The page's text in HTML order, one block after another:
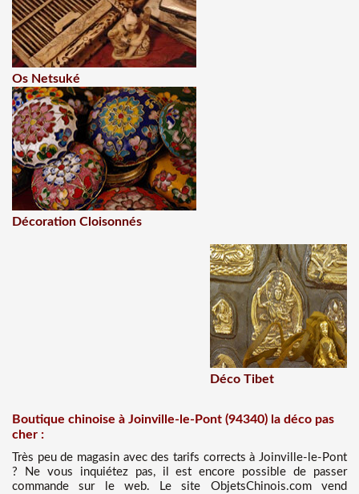
Os Netsuké
Décoration Cloisonnés
Déco Tibet
Boutique chinoise à Joinville-le-Pont (94340) la déco pas
cher :
Très peu de magasin avec des tarifs corrects à Joinville-le-Pont
? Ne vous inquiétez pas, il est encore possible de passer
commande sur le web. Le site ObjetsChinois.com vend